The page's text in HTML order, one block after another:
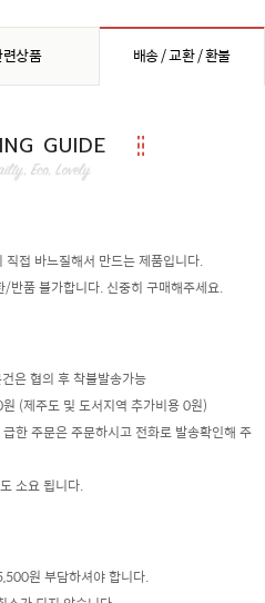
상품 배송 / 교환 / 환불
GUIDE
접 바느질해서 만드는 제품입니다.
품 불가합니다. 신중히 구매해주세요.
은 협의 후 착불발송가능
(제주도 및 도서지역 추가비용 0원)
한 주문은 주문하시고 전화로 발송확인해 주
소요 됩니다.
원 부담하셔야 합니다.